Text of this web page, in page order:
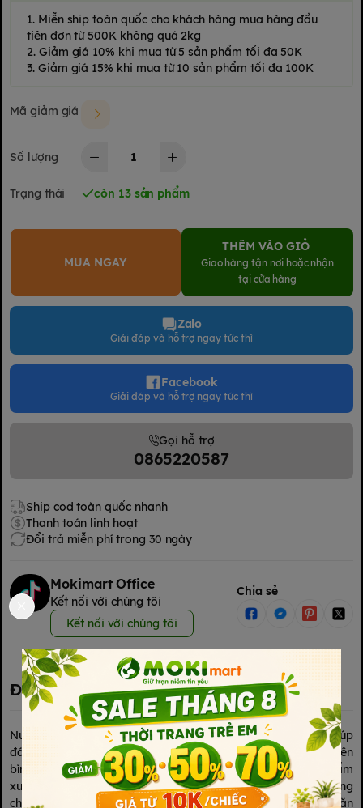
1. Miễn ship toàn quốc cho khách hàng mua hàng đầu
tiên đơn từ 500K không quá 2kg
2. Giảm giá 10% khi mua từ 5 sản phẩm tối đa 50K
3. Giảm giá 15% khi mua từ 10 sản phẩm tối đa 100K
Mã giảm giá
Số lượng
Trạng thái còn 13 sản phẩm
MUA NGAY
THÊM VÀO GIỎ
Giao hàng tận nơi hoặc nhận
tại cửa hàng
Zalo
Giải đáp và hỗ trợ ngay tức thì
Facebook
Giải đáp và hỗ trợ ngay tức thì
Gọi hỗ trợ
0865220587
Ship cod toàn quốc nhanh
Thanh toán linh hoạt
Đổi trả miễn phí trong 30 ngày
Mokimart Office
Kết nối với chúng tôi
Kết nối với chúng tôi
Chia sẻ
Đặc điểm nổi bật
Nước rửa bình Arau 450ml túi refill tiện lợi và tiết kiệm giúp
đánh bay các vết ố vàng, váng sữa và mùi hôi khó chịu trên
bình sữa của bé. Nước rửa bình sữa Arau Baby là sản phẩm
xuất xứ từ Nhật Bản với 100% thành phần thiên nhiên không
chứa hương liệu, chất bảo quản,.. không làm nhiễm mùi thức ăn